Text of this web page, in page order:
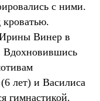
с ними.
Винер в
Вдохновившись
лет) и Василиса
гимнастикой.